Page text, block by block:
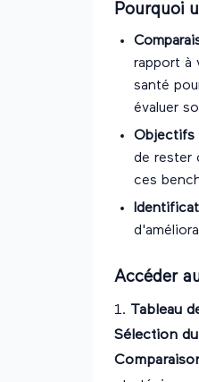
Pourquoi
rapport à
santé
évaluer
Objectifs
de rester
ces
Accéder
1. Tableau
Sélection